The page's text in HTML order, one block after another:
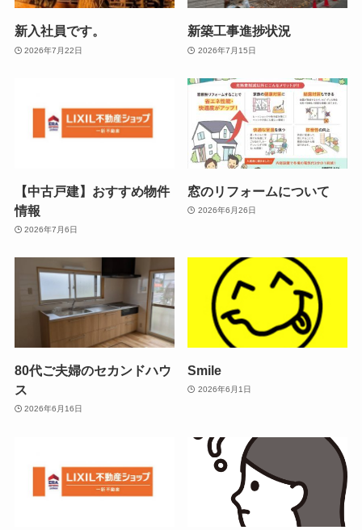
新入社員です。
2026年7月22日
新築工事進捗状況
2026年7月15日
【中古戸建】おすすめ物件
情報
2026年7月6日
窓のリフォームについて
2026年6月26日
80代ご夫婦のセカンドハウ
ス
2026年6月16日
Smile
2026年6月1日